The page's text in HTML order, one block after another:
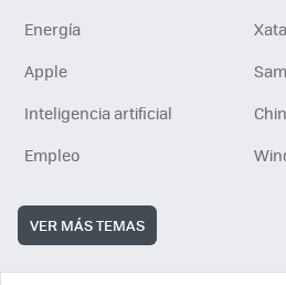
Energía
Apple
Inteligencia artificial
Empleo
VER MÁS TEMAS